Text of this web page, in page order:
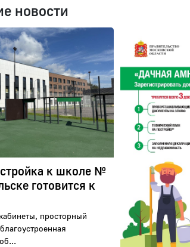
новости
к школе №
готовится к
просторный